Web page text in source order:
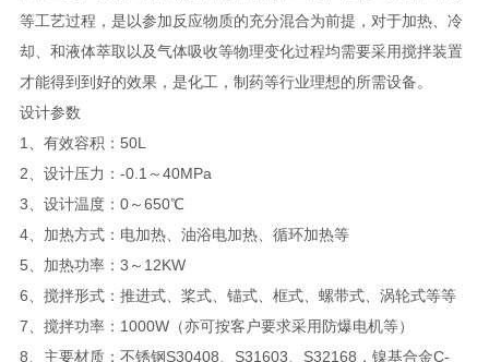
等工艺过程，是以参加反应物质的充分混合为前提，对于加热、冷
却、和液体萃取以及气体吸收等物理变化过程均需要采用搅拌装置
才能得到到好的效果，是化工，制药等行业理想的所需设备。
设计参数
1、有效容积：50L
2、设计压力：-0.1～40MPa
3、设计温度：0～650℃
4、加热方式：电加热、油浴电加热、循环加热等
5、加热功率：3～12KW
6、搅拌形式：推进式、桨式、锚式、框式、螺带式、涡轮式等等
7、搅拌功率：1000W（亦可按客户要求采用防爆电机等）
8、主要材质：不锈钢S30408、S31603、S32168，镍基合金C-